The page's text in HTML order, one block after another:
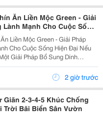
Ăn Liền Mộc Green - Giải
Mạnh Cho Cuộc Sống
Liền Mộc Green - Giải Pháp
Cho Cuộc Sống Hiện Đại Nếu
Giải Pháp Bổ Sung Dinh
Vừa Tiện Lợi Để Bắt Đầu
Lượng Sau Giờ Làm Việc,
2 giờ trước
Giãn 2-3-4-5 Khúc Chống
Trời Bãi Biển Sân Vườn